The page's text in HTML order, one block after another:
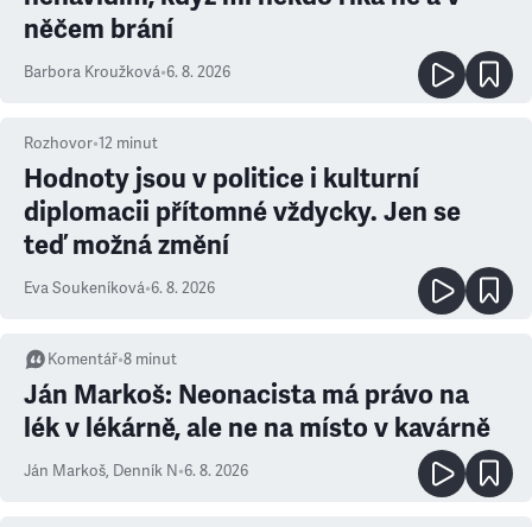
něčem brání
Barbora Kroužková•6. 8. 2026
Rozhovor•12 minut
Hodnoty jsou v politice i kulturní
diplomacii přítomné vždycky. Jen se
teď možná změní
Eva Soukeníková•6. 8. 2026
Komentář•8 minut
Ján Markoš: Neonacista má právo na
lék v lékárně, ale ne na místo v kavárně
Ján Markoš, Denník N•6. 8. 2026